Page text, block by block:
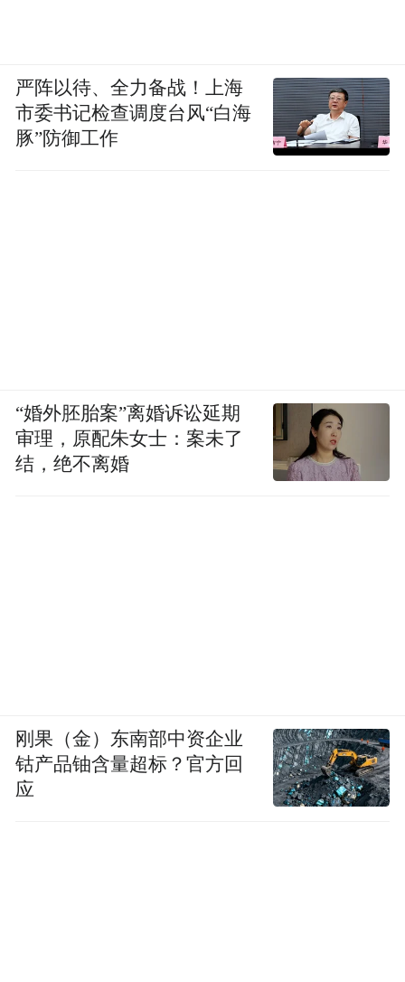
严阵以待、全力备战！上海
市委书记检查调度台风“白海
豚”防御工作
“婚外胚胎案”离婚诉讼延期
审理，原配朱女士：案未了
结，绝不离婚
刚果（金）东南部中资企业
钴产品铀含量超标？官方回
应